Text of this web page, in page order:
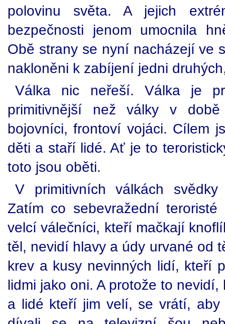
polovinu světa. A jejich
bezpečnosti jenom umocnila
Obě strany se nyní nacházejí ve
nakloněni k zabíjení jedni
Válka nic neřeší. Válka je
primitivnější než války v
bojovníci, frontoví vojáci. Cílem
děti a staří lidé. Ať je to
toto jsou oběti.
V primitivních válkách
Zatím co sebevražední
velcí válečníci, kteří mačkají
těl, nevidí hlavy a údy urvané od
krev a kusy nevinných lidí, kteří
lidmi jako oni. A protože to
a lidé kteří jim velí, se vrátí,